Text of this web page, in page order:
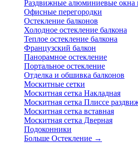
Раздвижные алюминиевые окна
Офисные перегородки
Остекление балконов
Холодное остекление балкона
Теплое остекление балкона
Французский балкон
Панорамное остекление
Портальное остекление
Отделка и обшивка балконов
Москитные сетки
Москитная сетка Накладная
Москитная сетка Плиссе
Москитная сетка вставная
Москитная сетка Дверная
Подоконники
Больше Остекление →